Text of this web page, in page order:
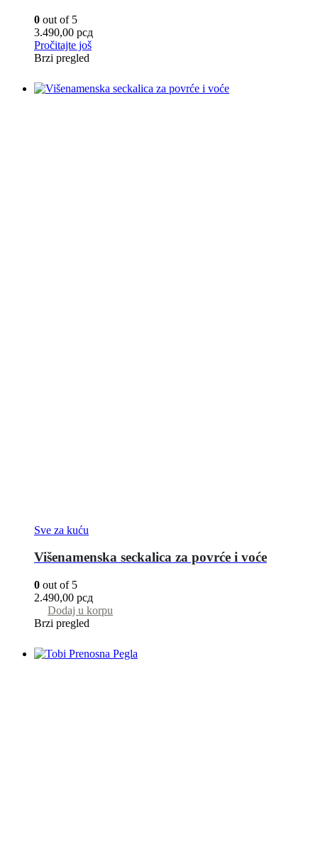
0 out of 5
3.490,00 рсд
Pročitajte još
Brzi pregled
Sve za kuću
Višenamenska seckalica za povrće i voće
0 out of 5
2.490,00 рсд
Dodaj u korpu
Brzi pregled